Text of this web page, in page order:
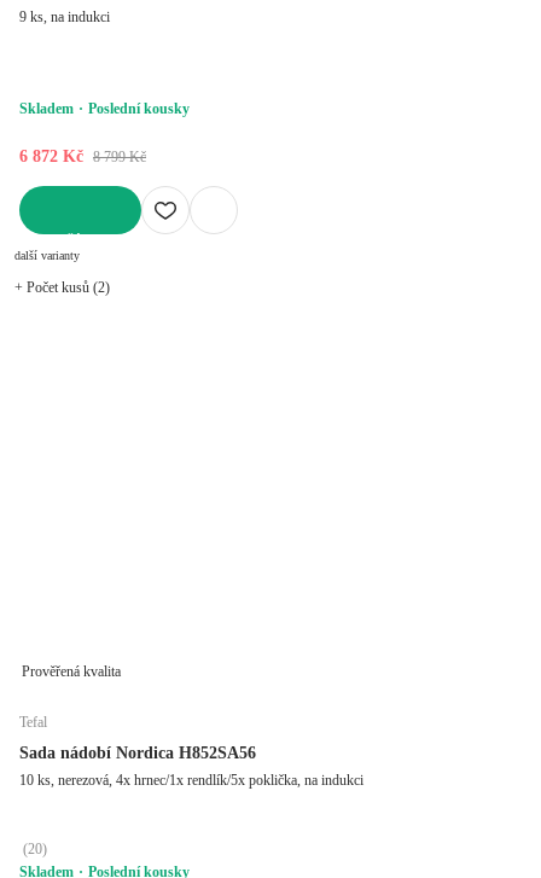
9 ks, na indukci
Skladem Poslední kousky
6 872 Kč 8 799 Kč
další varianty
+ Počet kusů (2)
Prověřená kvalita
Tefal
Sada nádobí Nordica H852SA56
10 ks, nerezová, 4x hrnec/1x rendlík/5x poklička, na indukci
(20)
Skladem
Poslední kousky